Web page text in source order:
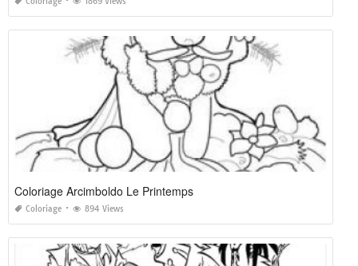
Coloriage Arcimboldo Le Printemps
Coloriage 894 Views